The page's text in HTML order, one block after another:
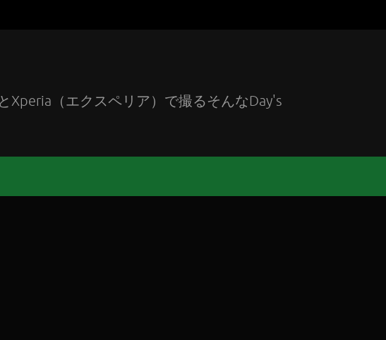
Xperia（エクスペリア）で撮るそんなDay's